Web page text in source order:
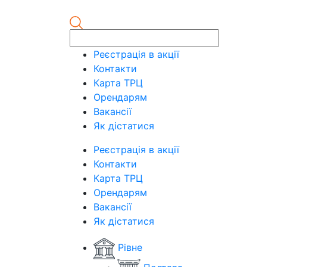
Реєстрація в акції
Контакти
Карта ТРЦ
Орендарям
Вакансії
Як дістатися
Реєстрація в акції
Контакти
Карта ТРЦ
Орендарям
Вакансії
Як дістатися
Рівне